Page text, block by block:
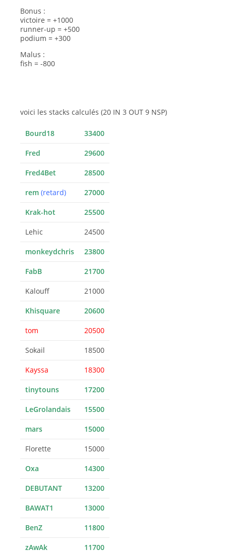
Bonus :
victoire = +1000
runner-up = +500
podium = +300
Malus :
fish = -800
voici les stacks calculés (20 IN 3 OUT 9 NSP)
Bourd18 33400
Fred 29600
Fred4Bet 28500
rem(retard) 27000
Krak-hot 25500
Lehic 24500
monkeydchris 23800
FabB 21700
Kalouff 21000
Khisquare 20600
tom 20500
Sokail 18500
Kayssa 18300
tinytouns 17200
LeGrolandais 15500
mars 15000
Florette 15000
Oxa 14300
DEBUTANT 13200
BAWAT1 13000
BenZ 11800
zAwAk 11700